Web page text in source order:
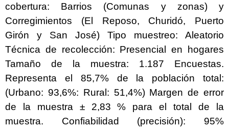
cobertura: Barrios (Comunas y zonas) y
Corregimientos (El Reposo, Churidó, Puerto
Girón y San José) Tipo muestreo: Aleatorio
Técnica de recolección: Presencial en hogares
Tamaño de la muestra: 1.187 Encuestas.
Representa el 85,7% de la población total:
(Urbano: 93,6%: Rural: 51,4%) Margen de error
de la muestra ± 2,83 % para el total de la
muestra. Confiabilidad (precisión): 95%